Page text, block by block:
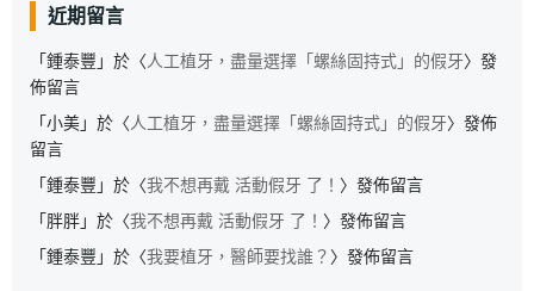
近期留言
「鍾泰豐 」於〈人工植牙，盡量選擇「螺絲固持式」的假牙〉發
佈留言
「小美」於〈人工植牙，盡量選擇「螺絲固持式」的假牙〉發佈
留言
「鍾泰豐 」於〈我不想再戴 活動假牙 了！ 〉發佈留言
「胖胖」於〈我不想再戴 活動假牙 了！ 〉發佈留言
「鍾泰豐 」於〈我要植牙，醫師要找誰？ 〉發佈留言